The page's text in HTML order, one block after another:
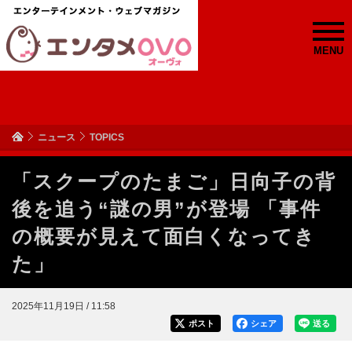
MENU
ニュース TOPICS
「スクープのたまご」日向子の背
後を追う“謎の男”が登場 「事件
の概要が見えて面白くなってき
た」
2025年11月19日 / 11:58
送る
シェア
ポスト